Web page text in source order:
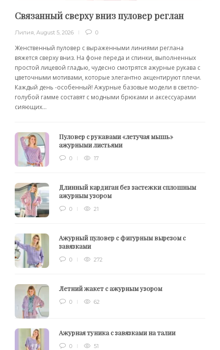
Связанный сверху вниз пуловер реглан
Лилия August 5, 2026 0
Женственный пуловер с выраженными линиями реглана
вяжется сверху вниз. На фоне переда и спинки, выполненных
простой лицевой гладью, чудесно смотрятся ажурные рукава с
цветочными мотивами, которые элегантно акцентируют плечи.
Каждый день -особенный! Ажурные базовые модели в светло-
голубой гамме составят с модными брюками и аксессуарами
сияющих...
Пуловер с рукавами «летучая мышь»
ажурными листьями
0 17
Длинный кардиган без застежки сплошным
ажурным узором
0 21
Ажурный пуловер с фигурным вырезом с
завязками
0 272
Летний жакет с ажурным узором
0 62
Ажурная туника с завязками на талии
0 51